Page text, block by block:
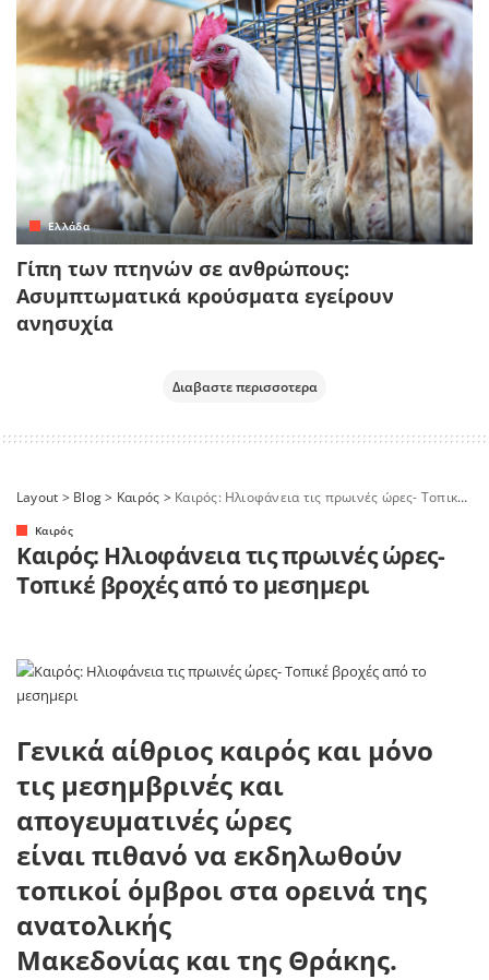
Ελλάδα
Γίπη των πτηνών σε ανθρώπους:
Ασυμπτωματικά κρούσματα εγείρουν
ανησυχία
Διαβαστε περισσοτερα
Layout > Blog> Καιρός > Καιρός: Ηλιοφάνεια τις πρωινές ώρες- Τοπικέ βροχές από το μεσημερι
Καιρός
Καιρός: Ηλιοφάνεια τις πρωινές ώρες-
Τοπικέ βροχές από το μεσημερι
Γενικά αίθριος καιρός και μόνο
τις μεσημβρινές και
απογευματινές ώρες
είναι πιθανό να εκδηλωθούν
τοπικοί όμβροι στα ορεινά της
ανατολικής
Μακεδονίας και της Θράκης.